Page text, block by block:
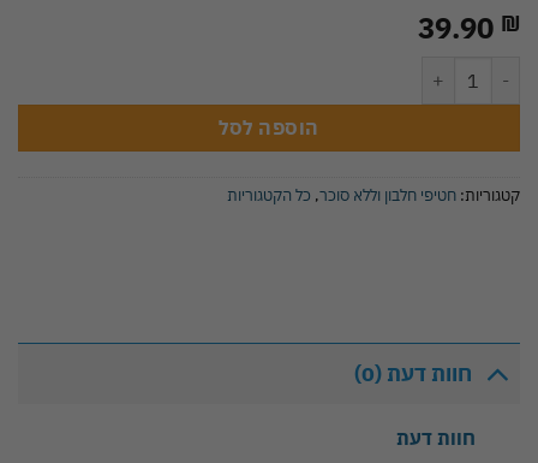
39.90 ₪
הוספה לסל
קטגוריות: חטיפי חלבון וללא סוכר, כל הקטגוריות
חוות דעת (0)
חוות דעת